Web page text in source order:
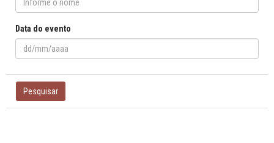
Data do evento
Pesquisar